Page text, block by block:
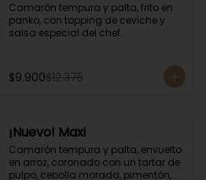
Camarón tempura y palta, frito en
panko, con topping de ceviche y
salsa especial del chef.
$9.900$12.375
¡Nuevo! Maxi
Camarón tempura y palta, envuelto
en arroz, coronado con un tartar de
pulpo, cebolla morada, pimentón,